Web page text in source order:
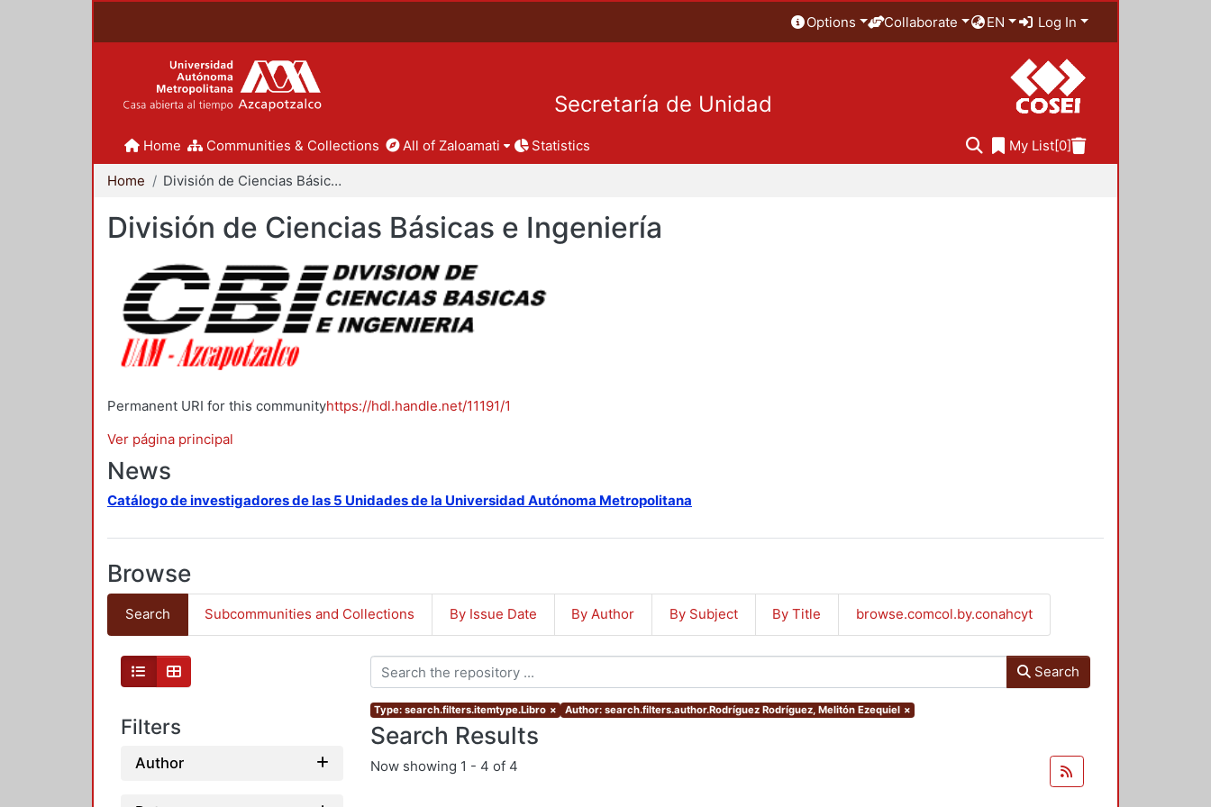
Options Collaborate EN Log In
Secretaría de Unidad
Home Communities & Collections All of Zaloamati Statistics My List[0]
Home División de Ciencias Básicas e Ingeniería
División de Ciencias Básicas e Ingeniería
Permanent URI for this communityhttps://hdl.handle.net/11191/1
Ver página principal
News
Catálogo de investigadores de las 5 Unidades de la Universidad Autónoma Metropolitana
Browse
Search Subcommunities and Collections By Issue Date By Author By Subject By Title browse.comcol.by.conahcyt
Filters
Author
Search
Type: search.filters.itemtype.Libro × Author: search.filters.author.Rodríguez Rodríguez, Melitón Ezequiel ×
Search Results
Now showing 1 - 4 of 4